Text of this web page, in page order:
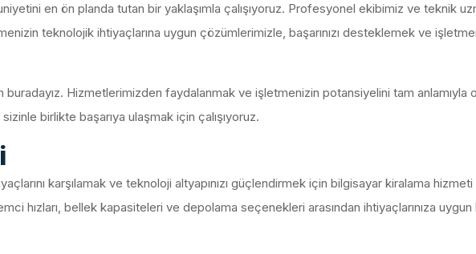
en ön planda tutan bir yaklaşımla çalışıyoruz. Profesyonel ekibimiz ve teknik
teknolojik ihtiyaçlarına uygun çözümlerimizle, başarınızı desteklemek ve
Hizmetlerimizden faydalanmak ve işletmenizin potansiyelini tam anlamıyla
birlikte başarıya ulaşmak için çalışıyoruz.
karşılamak ve teknoloji altyapınızı güçlendirmek için bilgisayar kiralama
hızları, bellek kapasiteleri ve depolama seçenekleri arasından ihtiyaçlarınıza